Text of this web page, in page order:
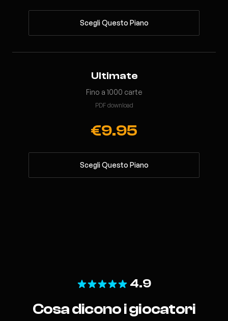
Scegli Questo Piano
Ultimate
Fino a 1000 carte
PDF download
€9.95
Scegli Questo Piano
4.9
Cosa dicono i giocatori